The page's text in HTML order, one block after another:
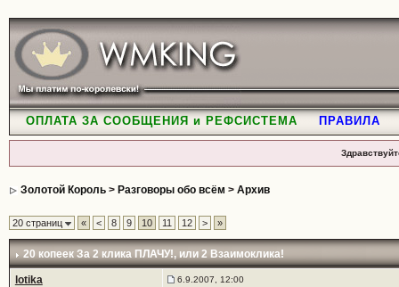
ОПЛАТА ЗА СООБЩЕНИЯ и РЕФСИСТЕМА ПРАВИЛА
Золотой Король> Разговоры обо всём > Архив
20 страниц « < 8 9 10 11 12 > »
20 копеек За 2 клика ПЛАЧУ!, или 2 Взаимоклика!
lotika 6.9.2007, 12:00